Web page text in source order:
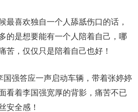
最喜欢独自一个人舔舐伤口的话，
的是想要能有一个人陪着自己，哪
苦，仅仅只是陪着自己也好！
国强答应一声启动车辆，带着张婷婷
看着李国强宽厚的背影，痛苦不已
安全感！